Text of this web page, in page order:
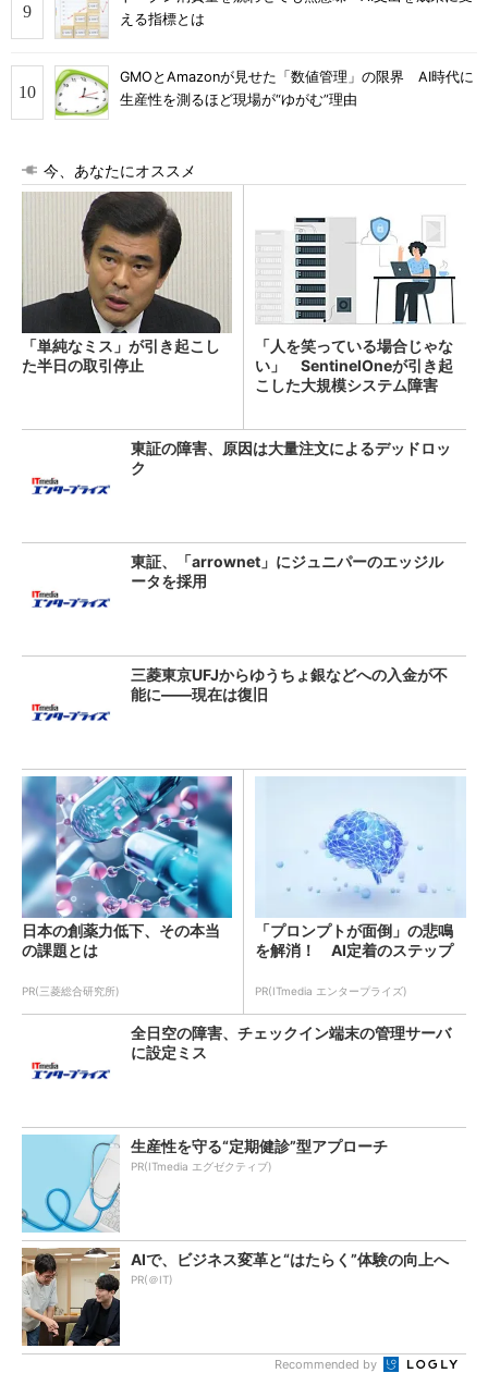
える指標とは
GMOとAmazonが見せた「数値管理」の限界 AI時代に
生産性を測るほど現場が“ゆがむ”理由
今、あなたにオススメ
「単純なミス」が引き起こし
た半日の取引停止
「人を笑っている場合じゃな
い」 SentinelOneが引き起
こした大規模システム障害
東証の障害、原因は大量注文によるデッドロッ
ク
東証、「arrownet」にジュニパーのエッジル
ータを採用
三菱東京UFJからゆうちょ銀などへの入金が不
能に――現在は復旧
日本の創薬力低下、その本当
の課題とは
PR(三菱総合研究所)
「プロンプトが面倒」の悲鳴
を解消！ AI定着のステップ
PR(ITmedia エンタープライズ)
全日空の障害、チェックイン端末の管理サーバ
に設定ミス
生産性を守る“定期健診”型アプローチ
PR(ITmedia エグゼクティブ)
AIで、ビジネス変革と“はたらく”体験の向上へ
PR(＠IT)
Recommended by